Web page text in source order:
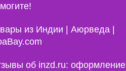
из Индии | Аюрведа |
об inzd.ru: оформление